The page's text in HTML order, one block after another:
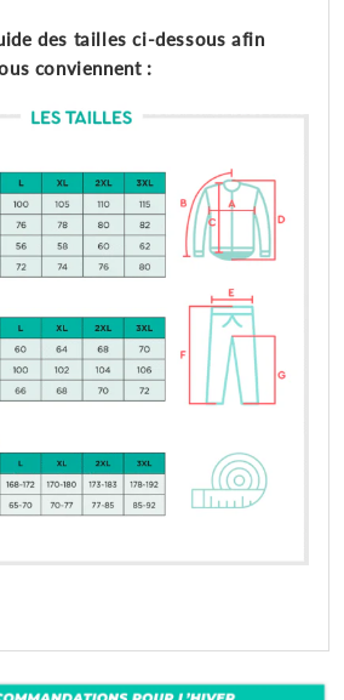
des tailles ci-dessous afin
conviennent :